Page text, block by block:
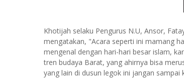
Khotijah selaku Pengurus N.U, Ansor,
mengatakan, "Acara seperti ini mamang
mengenal dengan hari-hari besar islam,
tren budaya Barat, yang ahirnya bisa
yang lain di dusun legok ini jangan